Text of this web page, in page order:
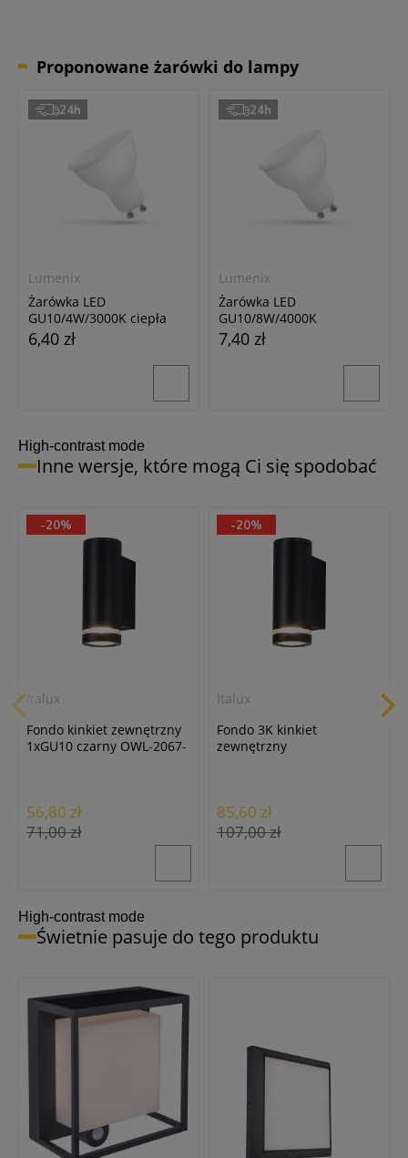
Proponowane żarówki do lampy
Lumenix
Żarówka LED
GU10/4W/3000K ciepła
biała
24h
6,40 zł
Lumenix
Żarówka LED
GU10/8W/4000K
neutralna biała
24h
7,40 zł
Żarówka LED GU10/8W/3000K
24h
High-contrast mode
Inne wersje, które mogą Ci się spodobać
Italux
Fondo kinkiet zewnętrzny
1xGU10 czarny OWL-2067-
56,80 zł
71,00 zł
-20%
Italux
Fondo 3K kinkiet
zewnętrzny
85,60 zł
107,00 zł
-20%
High-contrast mode
Świetnie pasuje do tego produktu